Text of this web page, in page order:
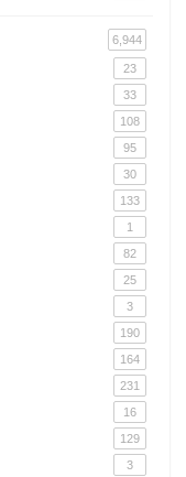
6,944
23
33
108
95
30
133
1
82
25
3
190
164
231
16
129
3